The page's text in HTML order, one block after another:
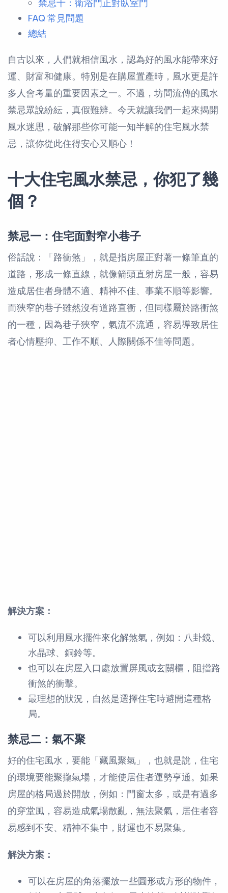
FAQ 常見問題
總結
自古以來，人們就相信風水，認為好的風水能帶來好
運、財富和健康。特別是在購屋置產時，風水更是許
多人會考量的重要因素之一。不過，坊間流傳的風水
禁忌眾說紛紜，真假難辨。今天就讓我們一起來揭開
風水迷思，破解那些你可能一知半解的住宅風水禁
忌，讓你從此住得安心又順心！
十大住宅風水禁忌，你犯了幾
個？
禁忌一：住宅面對窄小巷子
俗話說：「路衝煞」，就是指房屋正對著一條筆直的
道路，形成一條直線，就像箭頭直射房屋一般，容易
造成居住者身體不適、精神不佳、事業不順等影響。
而狹窄的巷子雖然沒有道路直衝，但同樣屬於路衝煞
的一種，因為巷子狹窄，氣流不流通，容易導致居住
者心情壓抑、工作不順、人際關係不佳等問題。
解決方案：
可以利用風水擺件來化解煞氣，例如：八卦鏡、
水晶球、銅鈴等。
也可以在房屋入口處放置屏風或玄關櫃，阻擋路
衝煞的衝擊。
最理想的狀況，自然是選擇住宅時避開這種格
局。
禁忌二：氣不聚
好的住宅風水，要能「藏風聚氣」，也就是說，住宅
的環境要能聚攏氣場，才能使居住者運勢亨通。如果
房屋的格局過於開放，例如：門窗太多，或是有過多
的穿堂風，容易造成氣場散亂，無法聚氣，居住者容
易感到不安、精神不集中，財運也不易聚集。
解決方案：
可以在房屋的角落擺放一些圓形或方形的物件，